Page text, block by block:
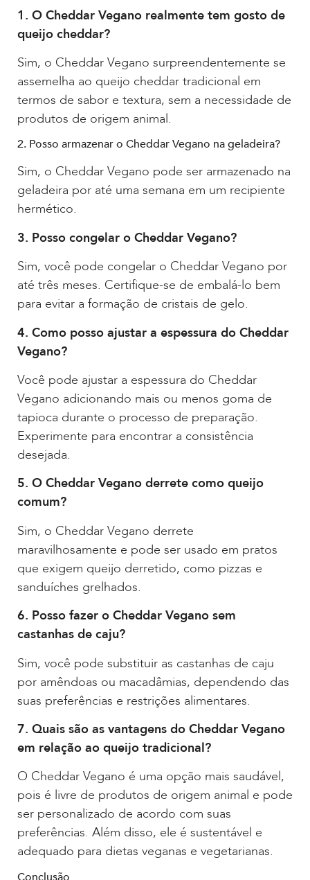
1. O Cheddar Vegano realmente tem gosto de
queijo cheddar?
Sim, o Cheddar Vegano surpreendentemente se
assemelha ao queijo cheddar tradicional em
termos de sabor e textura, sem a necessidade de
produtos de origem animal.
2. Posso armazenar o Cheddar Vegano na geladeira?
Sim, o Cheddar Vegano pode ser armazenado na
geladeira por até uma semana em um recipiente
hermético.
3. Posso congelar o Cheddar Vegano?
Sim, você pode congelar o Cheddar Vegano por
até três meses. Certifique-se de embalá-lo bem
para evitar a formação de cristais de gelo.
4. Como posso ajustar a espessura do Cheddar
Vegano?
Você pode ajustar a espessura do Cheddar
Vegano adicionando mais ou menos goma de
tapioca durante o processo de preparação.
Experimente para encontrar a consistência
desejada.
5. O Cheddar Vegano derrete como queijo
comum?
Sim, o Cheddar Vegano derrete
maravilhosamente e pode ser usado em pratos
que exigem queijo derretido, como pizzas e
sanduíches grelhados.
6. Posso fazer o Cheddar Vegano sem
castanhas de caju?
Sim, você pode substituir as castanhas de caju
por amêndoas ou macadâmias, dependendo das
suas preferências e restrições alimentares.
7. Quais são as vantagens do Cheddar Vegano
em relação ao queijo tradicional?
O Cheddar Vegano é uma opção mais saudável,
pois é livre de produtos de origem animal e pode
ser personalizado de acordo com suas
preferências. Além disso, ele é sustentável e
adequado para dietas veganas e vegetarianas.